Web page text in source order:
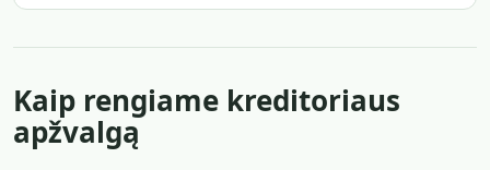
Kaip rengiame kreditoriaus
apžvalgą